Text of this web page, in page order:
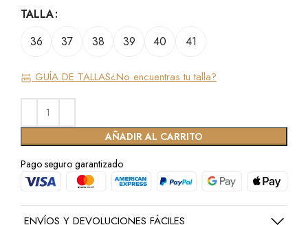
TALLA
36
37 38 39 40 41
GUÍA DE TALLAS¿No encuentras tu talla?
AÑADIR AL CARRITO
Pago seguro garantizado
ENVÍOS Y DEVOLUCIONES FÁCILES